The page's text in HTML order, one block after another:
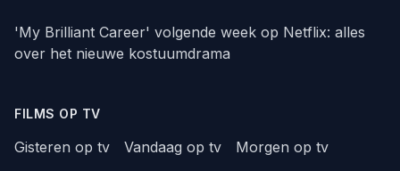
'My Brilliant Career' volgende week op Netflix: alles
over het nieuwe kostuumdrama
FILMS OP TV
Gisteren op tv Vandaag op tv
Morgen op tv